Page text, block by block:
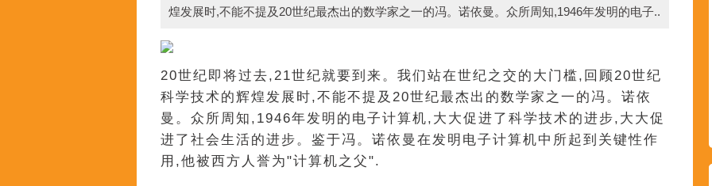
煌发展时,不能不提及20世纪最杰出的数学家之一的冯。诺依曼。众所周知,1946年发明的电子..
20世纪即将过去,21世纪就要到来。我们站在世纪之交的大门槛,回顾20世纪
科学技术的辉煌发展时,不能不提及20世纪最杰出的数学家之一的冯。诺依
曼。众所周知,1946年发明的电子计算机,大大促进了科学技术的进步,大大促
进了社会生活的进步。鉴于冯。诺依曼在发明电子计算机中所起到关键性作
用,他被西方人誉为"计算机之父".